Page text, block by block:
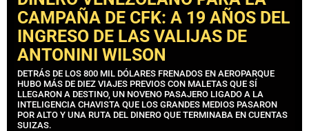
CAMPAÑA DE CFK: A 19 AÑOS DEL
INGRESO DE LAS VALIJAS DE
ANTONINI WILSON
DETRÁS DE LOS 800 MIL DÓLARES FRENADOS EN AEROPARQUE
HUBO MÁS DE DIEZ VIAJES PREVIOS CON MALETAS QUE SÍ
LLEGARON A DESTINO, UN NOVENO PASAJERO LIGADO A LA
INTELIGENCIA CHAVISTA QUE LOS GRANDES MEDIOS PASARON
POR ALTO Y UNA RUTA DEL DINERO QUE TERMINABA EN CUENTAS
SUIZAS.